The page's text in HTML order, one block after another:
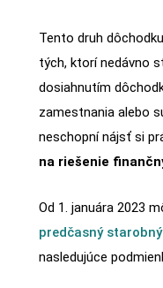
Tento druh
tých, ktorí nedávno
dosiahnutím
zamestnania alebo
neschopní nájsť si
na riešenie
Od 1. januára 2023
predčasný
nasledujúce